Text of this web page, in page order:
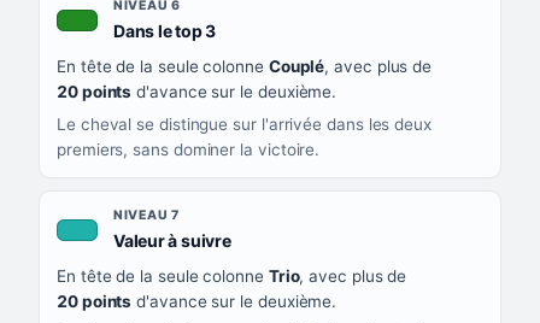
NIVEAU 6
Dans le top 3, couleur verte
En tête de la seule colonne Couplé, avec plus de
20 points d'avance sur le deuxième.
Le cheval se distingue sur l'arrivée dans les deux
premiers, sans dominer la victoire.
NIVEAU 7
Valeur à suivre, couleur turquoise
En tête de la seule colonne Trio, avec plus de
20 points d'avance sur le deuxième.